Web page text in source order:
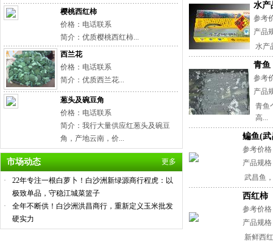
樱桃西红柿
价格：电话联系
简介：优质樱桃西红柿...
西兰花
价格：电话联系
简介：优质西兰花...
葱头及碗豆角
价格：电话联系
简介：我行大量供应红葱头及碗豆
角，产地云南，价...
市场动态 更多
·
22年专注一根白萝卜！白沙洲新绿源商行程虎：以
极致单品，守稳江城菜篮子
·
全年不断供！白沙洲洪昌商行，重新定义玉米批发
硬实力
水产
参考
产品
水产
青鱼
参考
产品
青鱼
高...
鳊鱼(武
参考价格
产品规
武昌鱼
西红柿
参考价
产品规
新鲜西